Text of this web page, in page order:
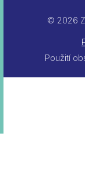
© 2026
Použití